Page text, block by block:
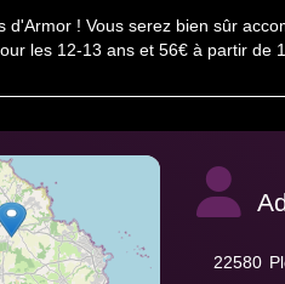
! Vous serez bien sûr
les 12-13 ans et 56€ à partir de
22580